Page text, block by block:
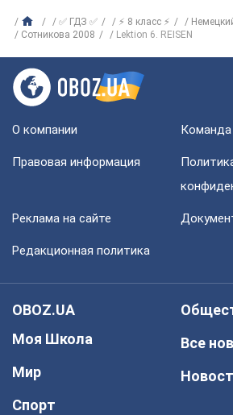
✅ ГДЗ ✅ ⚡ 8 класс ⚡
Сотникова 2008
Lektion 6. REISEN
О компании Команда
Правовая информация
Реклама на сайте
Редакционная политика
OBOZ.UA
Моя Школа
Мир
Спорт
Все